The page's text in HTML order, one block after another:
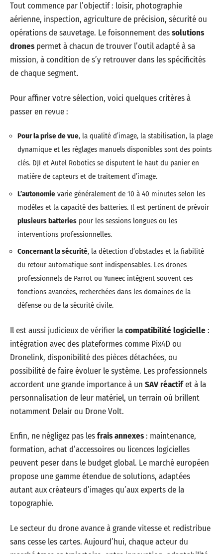
Tout commence par l’objectif : loisir, photographie
aérienne, inspection, agriculture de précision, sécurité ou
opérations de sauvetage. Le foisonnement dessolutions
dronespermet à chacun de trouver l’outil adapté à sa
mission, à condition de s’y retrouver dans les spécificités
de chaque segment.
Pour affiner votre sélection, voici quelques critères à
passer en revue :
Pour la prise de vue, la qualité d’image, la stabilisation, la plage
dynamique et les réglages manuels disponibles sont des points
clés. DJI et Autel Robotics se disputent le haut du panier en
matière de capteurs et de traitement d’image.
L’autonomie varie généralement de 10 à 40 minutes selon les
modèles et la capacité des batteries. Il est pertinent de prévoir
plusieurs batteries pour les sessions longues ou les
interventions professionnelles.
Concernant la sécurité, la détection d’obstacles et la fiabilité
du retour automatique sont indispensables. Les drones
professionnels de Parrot ou Yuneec intègrent souvent ces
fonctions avancées, recherchées dans les domaines de la
défense ou de la sécurité civile.
Il est aussi judicieux de vérifier lacompatibilité logicielle:
intégration avec des plateformes comme Pix4D ou
Dronelink, disponibilité des pièces détachées, ou
possibilité de faire évoluer le système. Les professionnels
accordent une grande importance à un SAV réactifet à la
personnalisation de leur matériel, un terrain où brillent
notamment Delair ou Drone Volt.
Enfin, ne négligez pas lesfrais annexes: maintenance,
formation, achat d’accessoires ou licences logicielles
peuvent peser dans le budget global. Le marché européen
propose une gamme étendue de solutions, adaptées
autant aux créateurs d’images qu’aux experts de la
topographie.
Le secteur du drone avance à grande vitesse et redistribue
sans cesse les cartes. Aujourd’hui, chaque acteur du